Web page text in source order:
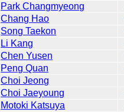
Park Changmyeong
Chang Hao
Song Taekon
Li Kang
Chen Yusen
Peng Quan
Choi Jeong
Choi Jaeyoung
Motoki Katsuya